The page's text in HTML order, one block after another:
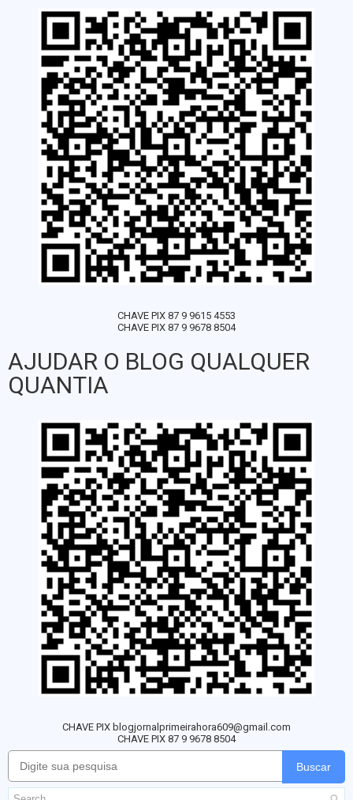
CHAVE PIX 87 9 9615 4553
CHAVE PIX 87 9 9678 8504
AJUDAR O BLOG QUALQUER
QUANTIA
CHAVE PIX blogjornalprimeirahora609@gmail.com
CHAVE PIX 87 9 9678 8504
Buscar